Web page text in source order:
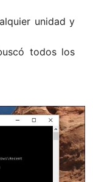
unidad y
todos los